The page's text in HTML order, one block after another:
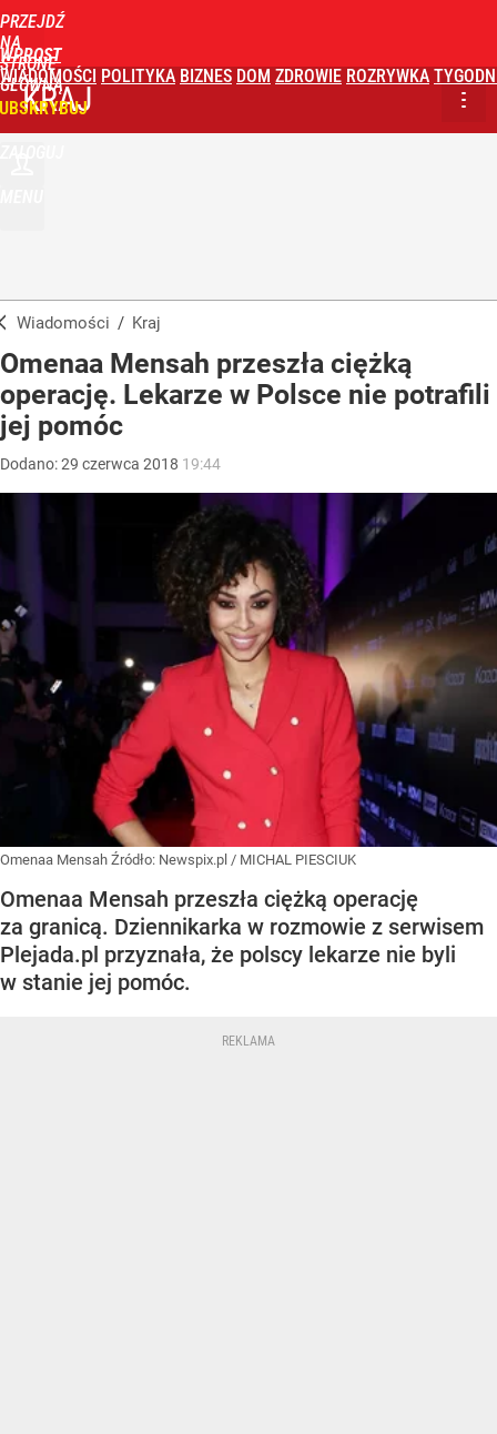
PRZEJDŹ
NA
STRONĘ
GŁÓWNĄ
WPROST
WIADOMOŚCI POLITYKA BIZNES DOM ZDROWIE ROZRYWKA
KRAJ
Wiadomości / Kraj
Omenaa Mensah przeszła ciężką
operację. Lekarze w Polsce nie potrafili
jej pomóc
Dodano:29 czerwca 2018 19:44
Omenaa Mensah Źródło: Newspix.pl / MICHAL PIESCIUK
Omenaa Mensah przeszła ciężką operację
za granicą. Dziennikarka w rozmowie z serwisem
Plejada.pl przyznała, że polscy lekarze nie byli
w stanie jej pomóc.